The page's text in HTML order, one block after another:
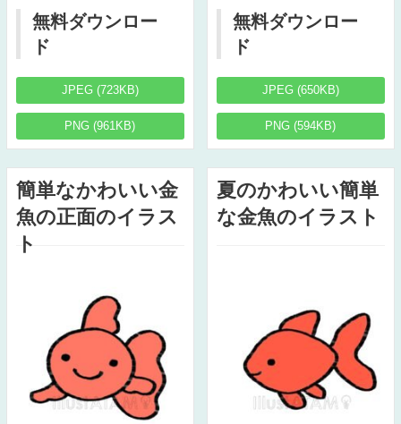
無料ダウンロー
ド
JPEG (723KB)
PNG (961KB)
無料ダウンロー
ド
JPEG (650KB)
PNG (594KB)
簡単なかわいい金
魚の正面のイラス
ト
夏のかわいい簡単
な金魚のイラスト